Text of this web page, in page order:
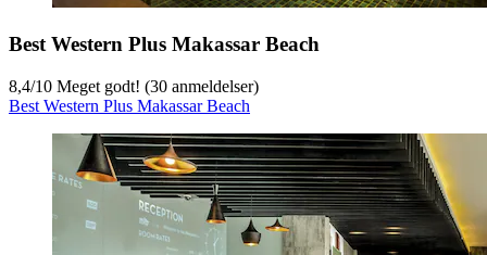
Best Western Plus Makassar Beach
8,4/10 Meget godt! (30 anmeldelser)
Best Western Plus Makassar Beach